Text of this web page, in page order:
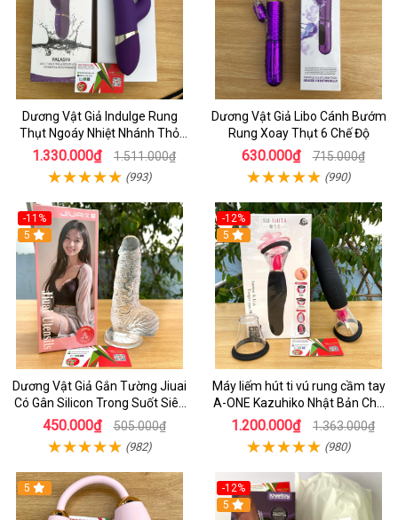
Dương Vật Giả Indulge Rung
Thụt Ngoáy Nhiệt Nhánh Thỏ
Kích Điểm G
1.330.000₫ 1.511.000₫
(993)
Dương Vật Giả Libo Cánh Bướm
Rung Xoay Thụt 6 Chế Độ
630.000₫ 715.000₫
(990)
-11%
5
Dương Vật Giả Gắn Tường Jiuai
Có Gân Silicon Trong Suốt Siêu
Mềm
450.000₫ 505.000₫
(982)
-12%
5
Máy liếm hút ti vú rung cầm tay
A-ONE Kazuhiko Nhật Bản Cho
Nữ massage
1.200.000₫ 1.363.000₫
(980)
5
-12%
5